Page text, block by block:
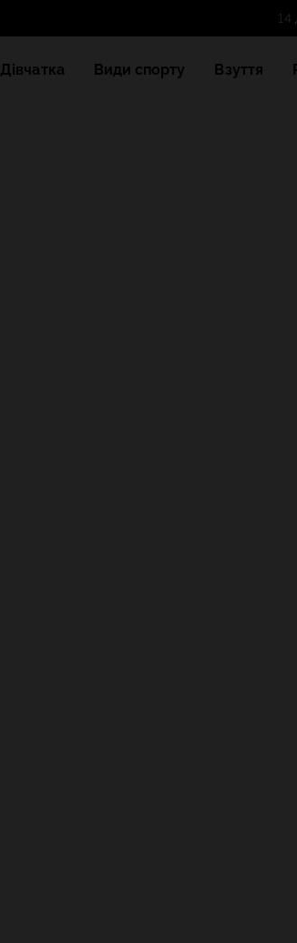
Дівчатка Види спорту Взуття